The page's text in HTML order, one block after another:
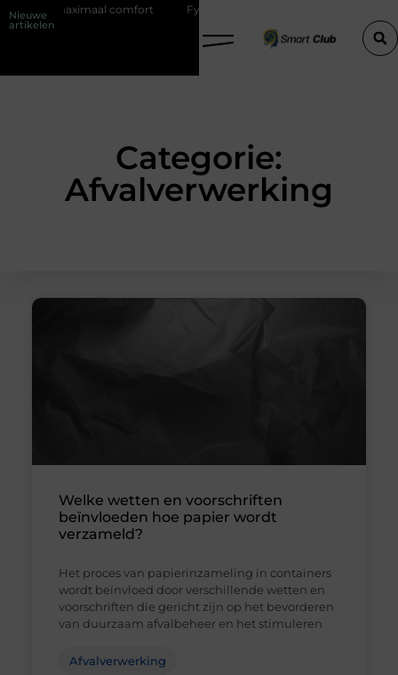
Nieuwe
artikelen
met maximaal comfort Fysio Bleiswijk: professionele
Categorie:
Afvalverwerking
Welke wetten en voorschriften
beïnvloeden hoe papier wordt
verzameld?
Het proces van papierinzameling in containers
wordt beïnvloed door verschillende wetten en
voorschriften die gericht zijn op het bevorderen
van duurzaam afvalbeheer en het stimuleren
Afvalverwerking